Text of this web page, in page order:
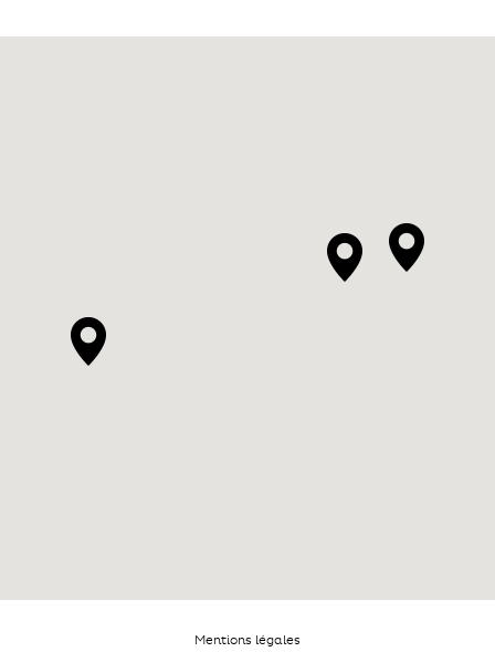
Mentions légales